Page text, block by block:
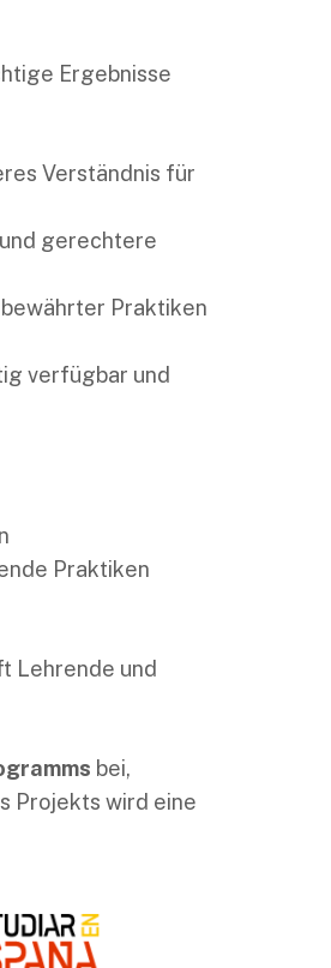
Ergebnisse
Verständnis für
gerechtere
Praktiken
verfügbar und
Praktiken
Lehrende und
bei,
Projekts wird eine